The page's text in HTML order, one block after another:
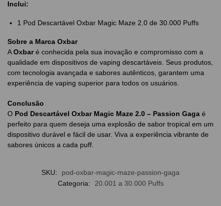
Inclui:
1 Pod Descartável Oxbar Magic Maze 2.0 de 30.000 Puffs
Sobre a Marca Oxbar
AOxbaré conhecida pela sua inovação e compromisso com a
qualidade em dispositivos de vaping descartáveis. Seus produtos,
com tecnologia avançada e sabores autênticos, garantem uma
experiência de vaping superior para todos os usuários.
Conclusão
O Pod Descartável Oxbar Magic Maze 2.0 – Passion Gaga é
perfeito para quem deseja uma explosão de sabor tropical em um
dispositivo durável e fácil de usar. Viva a experiência vibrante de
sabores únicos a cada puff.
SKU:
pod-oxbar-magic-maze-passion-gaga
Categoria:
20.001 a 30.000 Puffs